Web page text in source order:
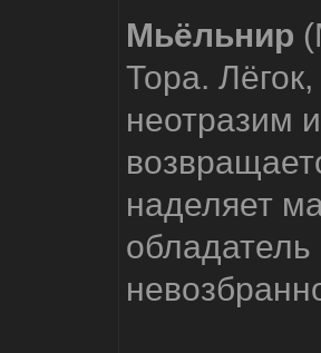
Мьёльнир
Тора.
неотразим
наделяет